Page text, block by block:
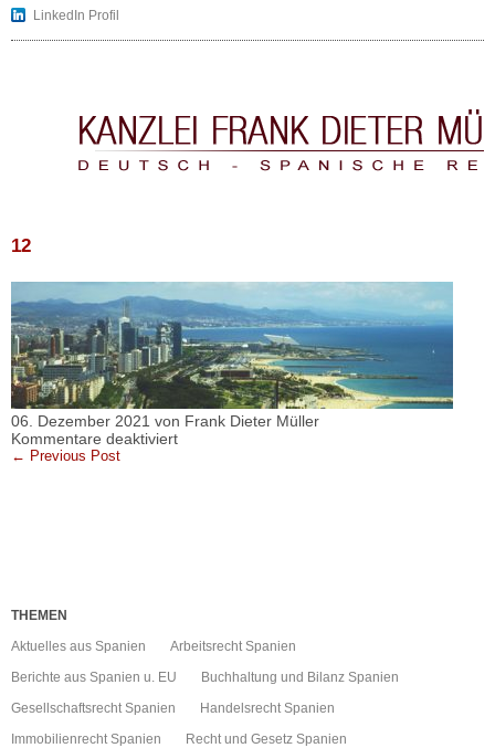
LinkedIn Profil
12
06. Dezember 2021 von Frank Dieter Müller
Kommentare deaktiviertfür
← Previous Post
THEMEN
Aktuelles aus Spanien
Arbeitsrecht Spanien
Berichte aus Spanien u. EU
Buchhaltung und Bilanz Spanien
Gesellschaftsrecht Spanien
Handelsrecht Spanien
Immobilienrecht Spanien
Recht und Gesetz Spanien